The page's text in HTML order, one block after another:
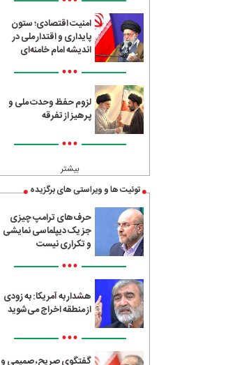
امنیت اقتصادی؛ ستون
پایداری و اقتدار ملی در
اندیشه امام خامنه‌ای
•••
لزوم حفظ وحدت ملی و
پرهیز از تفرقه
•••
بیشتر
توئیت ها و ویراستی های برگزیده
حرف‌های ترامپ چیزی
جز یک دیپلماسی نمایشی
و تکراری نیست
•••
هشدار به آمریکا: به زودی
از منطقه اخراج می‌شوید
•••
گفتگوی صریح، صمیمی و